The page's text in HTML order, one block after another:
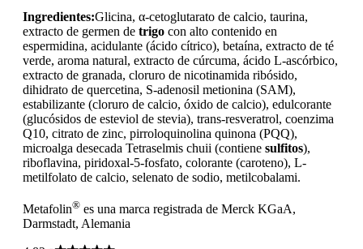
Ingredientes:Glicina, α-cetoglutarato de calcio, taurina,
extracto de germen de trigo con alto contenido en
espermidina, acidulante (ácido cítrico), betaína, extracto de té
verde, aroma natural, extracto de cúrcuma, ácido L-ascórbico,
extracto de granada, cloruro de nicotinamida ribósido,
dihidrato de quercetina, S-adenosil metionina (SAM),
estabilizante (cloruro de calcio, óxido de calcio), edulcorante
(glucósidos de esteviol de stevia), trans-resveratrol, coenzima
Q10, citrato de zinc, pirroloquinolina quinona (PQQ),
microalga desecada Tetraselmis chuii (contiene sulfitos),
riboflavina, piridoxal-5-fosfato, colorante (caroteno), L-
metilfolato de calcio, selenato de sodio, metilcobalami.
Metafolin® es una marca registrada de Merck KGaA,
Darmstadt, Alemania